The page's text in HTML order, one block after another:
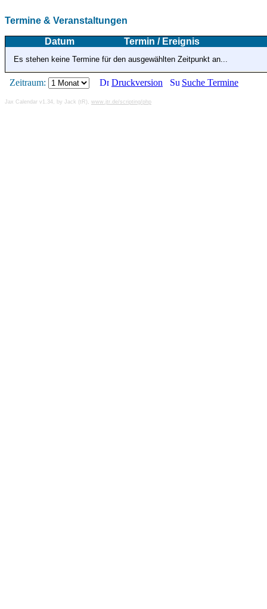
Termine & Veranstaltungen
Datum Termin / Ereignis
Es stehen keine Termine für den ausgewählten Zeitpunkt an...
Zeitraum: Druckversion Suche Termine
Jax Calendar v1.34, by Jack (tR), www.jtr.de/scripting/php